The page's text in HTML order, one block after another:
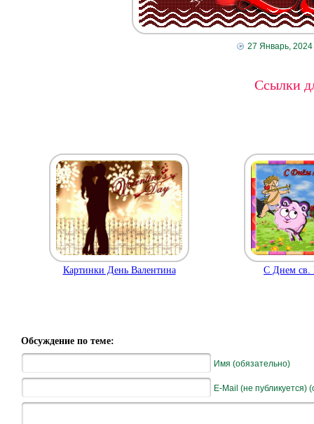
27 Январь, 2024
Ссылки
Картинки День Валентина С Днем св.
Обсуждение по теме:
Имя (обязательно)
E-Mail (не публикуется)